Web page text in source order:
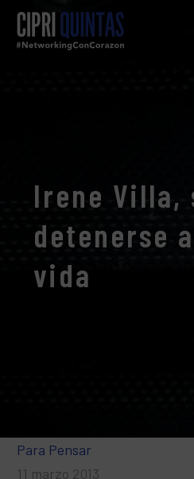
Irene Villa,
detenerse
vida
Para Pensar
11 marzo 2013